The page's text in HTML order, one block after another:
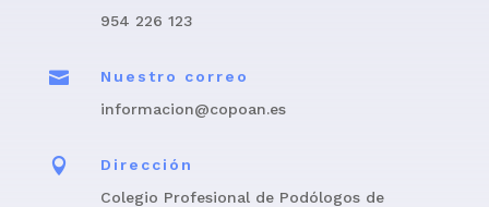
954 226 123

Nuestro correo
informacion@copoan.es

Dirección
Colegio Profesional de Podólogos de